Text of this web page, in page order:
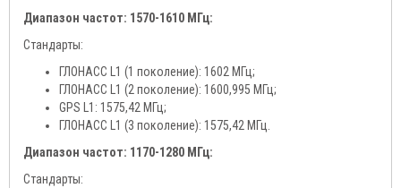
Диапазон частот: 1570-1610 МГц:
Стандарты:
ГЛОНАСС L1 (1 поколение): 1602 МГц;
ГЛОНАСС L1 (2 поколение): 1600,995 МГц;
GPS L1: 1575,42 МГц;
ГЛОНАСС L1 (3 поколение): 1575,42 МГц.
Диапазон частот: 1170-1280 МГц:
Стандарты: